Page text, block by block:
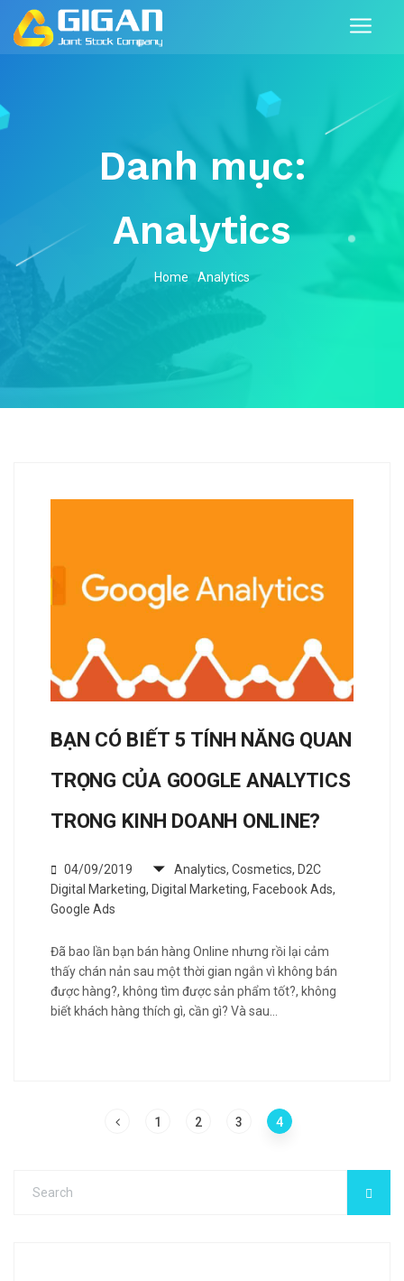
Danh mục:
Analytics
Home Analytics
BẠN CÓ BIẾT 5 TÍNH NĂNG QUAN
TRỌNG CỦA GOOGLE ANALYTICS
TRONG KINH DOANH ONLINE?
04/09/2019 Analytics, Cosmetics, D2C
Digital Marketing, Digital Marketing, Facebook Ads,
Google Ads
Đã bao lần bạn bán hàng Online nhưng rồi lại cảm
thấy chán nản sau một thời gian ngắn vì không bán
được hàng?, không tìm được sản phẩm tốt?, không
biết khách hàng thích gì, cần gì? Và sau…
1 2 3 4